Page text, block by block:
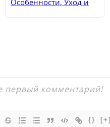
Особенности, Уход и
{} [+]